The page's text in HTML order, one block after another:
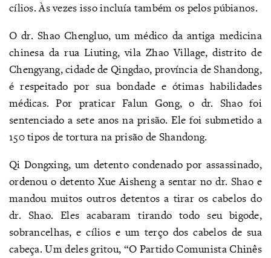
cílios. Às vezes isso incluía também os pelos púbianos.
O dr. Shao Chengluo, um médico da antiga medicina
chinesa da rua Liuting, vila Zhao Village, distrito de
Chengyang, cidade de Qingdao, província de Shandong,
é respeitado por sua bondade e ótimas habilidades
médicas. Por praticar Falun Gong, o dr. Shao foi
sentenciado a sete anos na prisão. Ele foi submetido a
150 tipos de tortura na prisão de Shandong.
Qi Dongxing, um detento condenado por assassinado,
ordenou o detento Xue Aisheng a sentar no dr. Shao e
mandou muitos outros detentos a tirar os cabelos do
dr. Shao. Eles acabaram tirando todo seu bigode,
sobrancelhas, e cílios e um terço dos cabelos de sua
cabeça. Um deles gritou, “O Partido Comunista Chinês